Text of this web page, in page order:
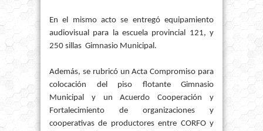
En el mismo acto se entregó equipamiento
audiovisual para la escuela provincial 121, y
250 sillas Gimnasio Municipal.
Además, se rubricó un Acta Compromiso para
colocación del piso flotante Gimnasio
Municipal y un Acuerdo Cooperación y
Fortalecimiento de organizaciones y
cooperativas de productores entre CORFO y